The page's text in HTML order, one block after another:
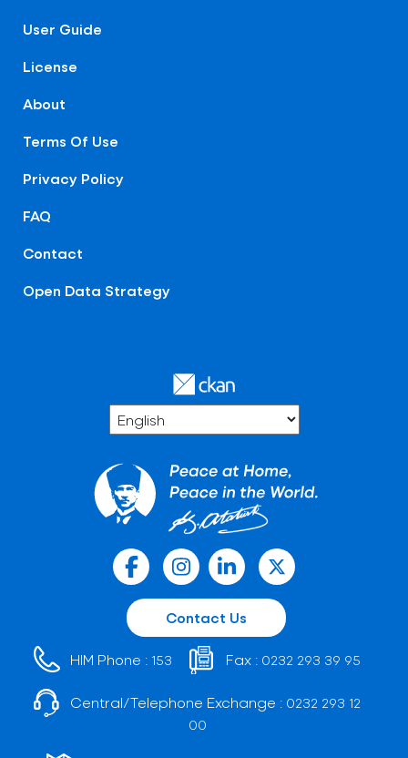
User Guide
License
About
Terms Of Use
Privacy Policy
FAQ
Contact
Open Data Strategy
Contact Us
HIM Phone : 153 Fax : 0232 293 39 95
Central/Telephone Exchange : 0232 293 12
00